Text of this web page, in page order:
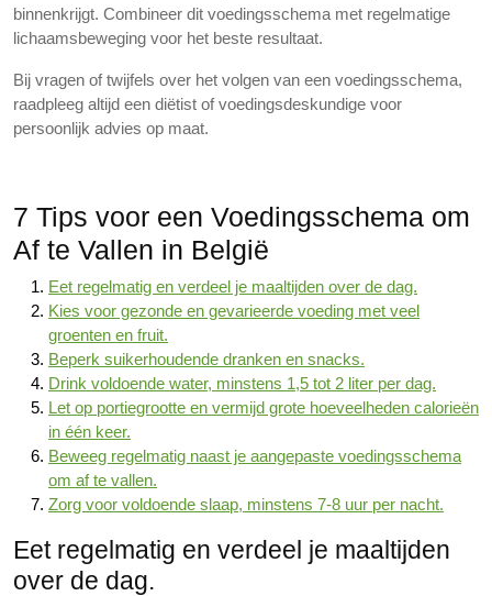
binnenkrijgt. Combineer dit voedingsschema met regelmatige
lichaamsbeweging voor het beste resultaat.
Bij vragen of twijfels over het volgen van een voedingsschema,
raadpleeg altijd een diëtist of voedingsdeskundige voor
persoonlijk advies op maat.
7 Tips voor een Voedingsschema om
Af te Vallen in België
Eet regelmatig en verdeel je maaltijden over de dag.
Kies voor gezonde en gevarieerde voeding met veel
groenten en fruit.
Beperk suikerhoudende dranken en snacks.
Drink voldoende water, minstens 1,5 tot 2 liter per dag.
Let op portiegrootte en vermijd grote hoeveelheden calorieën
in één keer.
Beweeg regelmatig naast je aangepaste voedingsschema
om af te vallen.
Zorg voor voldoende slaap, minstens 7-8 uur per nacht.
Eet regelmatig en verdeel je maaltijden
over de dag.